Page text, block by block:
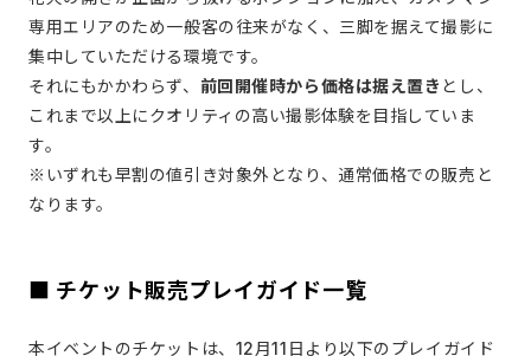
専用エリアのため一般客の往来がなく、三脚を据えて撮影に
集中していただける環境です。
それにもかかわらず、 前回開催時から価格は据え置き とし、
これまで以上にクオリティの高い撮影体験を目指していま
す。
※いずれも早割の値引き対象外となり、通常価格での販売と
なります。
■ チケット販売プレイガイド一覧
本イベントのチケットは、12月11日より以下のプレイガイド